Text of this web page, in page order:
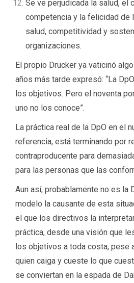
Se ve perjudicada la salud, el
competencia y la felicidad de
salud, competitividad y
organizaciones.
El propio Drucker ya vaticinó
años más tarde expresó: “La
los objetivos. Pero el noventa
uno no los conoce”.
La práctica real de la DpO en el
referencia, está terminando por
contraproducente para
para las personas que las
Aun así, probablamente no es la
modelo la causante de esta
el que los directivos la
práctica, desde una visión que
los objetivos a toda costa, pese
quien caiga y cueste lo que
se conviertan en la espada de